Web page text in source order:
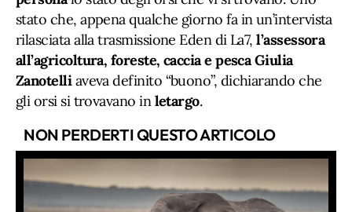
stato che, appena qualche giorno fa in un’intervista
rilasciata alla trasmissione Eden di La7,l’assessora
all’agricoltura, foreste, caccia e pesca Giulia
Zanotelliaveva definito “buono”, dichiarando che
gli orsi si trovavano inletargo.
NON PERDERTI QUESTO ARTICOLO